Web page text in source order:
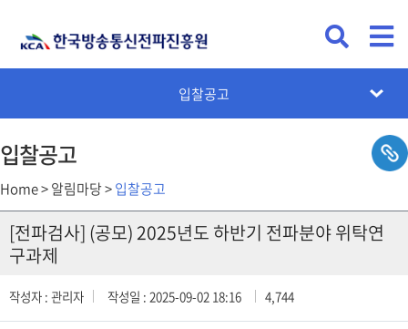
공지사항
채용공고
입찰공고
KCA뉴스
카드뉴스
설문조사
입찰공고
Home > 알림마당 >입찰공고
[전파검사] (공모) 2025년도 하반기 전파분야 위탁연
구과제
작성자 : 관리자 작성일 : 2025-09-02 18:16 4,744